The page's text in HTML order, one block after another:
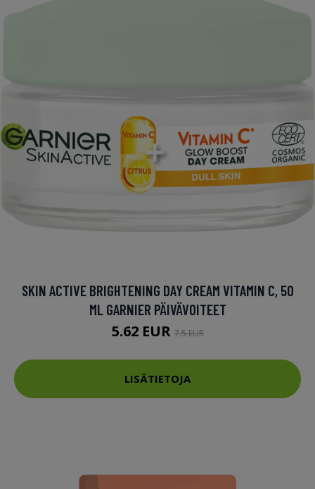
SKIN ACTIVE BRIGHTENING DAY CREAM VITAMIN C, 50
ML GARNIER PÄIVÄVOITEET
5.62 EUR7.5 EUR
LISÄTIETOJA